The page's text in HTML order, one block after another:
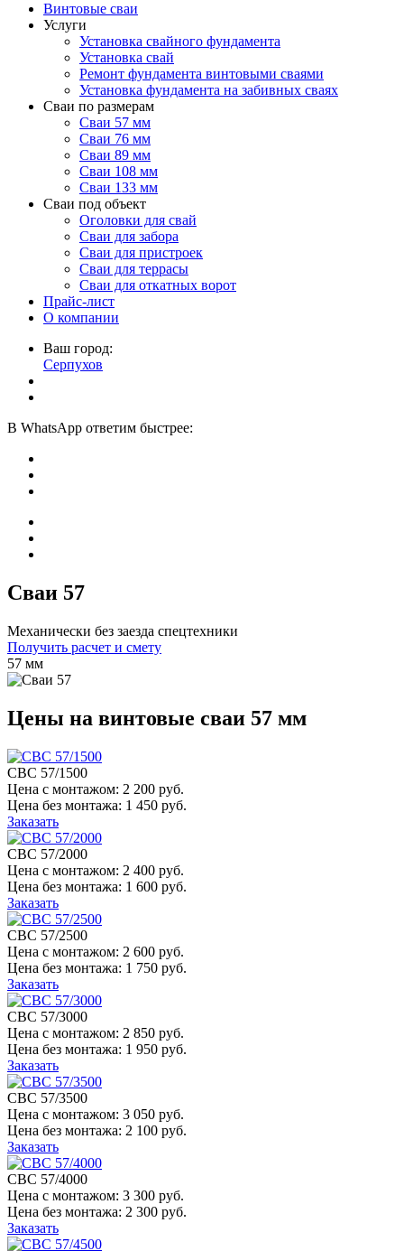
Винтовые сваи
Услуги
Установка свайного фундамента
Установка свай
Ремонт фундамента винтовыми сваями
Установка фундамента на забивных сваях
Сваи по размерам
Сваи 57 мм
Сваи 76 мм
Сваи 89 мм
Сваи 108 мм
Сваи 133 мм
Сваи под объект
Оголовки для свай
Сваи для забора
Сваи для пристроек
Сваи для террасы
Сваи для откатных ворот
Прайс-лист
О компании
Ваш город:
Серпухов
В WhatsApp ответим быстрее:
Сваи 57
Механически без заезда спецтехники
Получить расчет и смету
57 мм
Цены на винтовые сваи 57 мм
СВС 57/1500
Цена с монтажом: 2 200 руб.
Цена без монтажа: 1 450 руб.
Заказать
СВС 57/2000
Цена с монтажом: 2 400 руб.
Цена без монтажа: 1 600 руб.
Заказать
СВС 57/2500
Цена с монтажом: 2 600 руб.
Цена без монтажа: 1 750 руб.
Заказать
СВС 57/3000
Цена с монтажом: 2 850 руб.
Цена без монтажа: 1 950 руб.
Заказать
СВС 57/3500
Цена с монтажом: 3 050 руб.
Цена без монтажа: 2 100 руб.
Заказать
СВС 57/4000
Цена с монтажом: 3 300 руб.
Цена без монтажа: 2 300 руб.
Заказать